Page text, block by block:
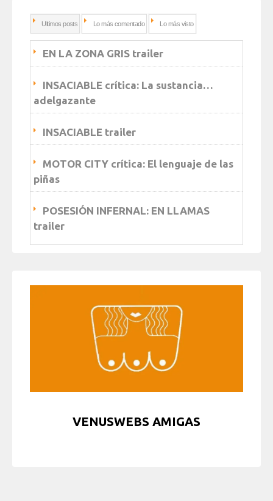
Ultimos posts Lo más comentado Lo más visto
EN LA ZONA GRIS trailer
INSACIABLE crítica: La sustancia…
adelgazante
INSACIABLE trailer
MOTOR CITY crítica: El lenguaje de las
piñas
POSESIÓN INFERNAL: EN LLAMAS
trailer
VENUSWEBS AMIGAS